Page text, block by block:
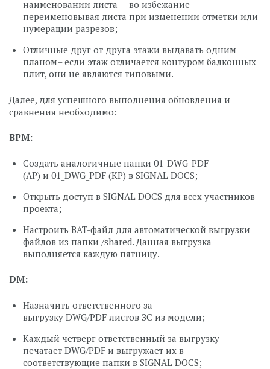
наименовании листа — во избежание
переименовывая листа при изменении отметки или
нумерации разрезов;
Отличные друг от друга этажи выдавать одним
планом– если этаж отличается контуром балконных
плит, они не являются типовыми.
Далее, для успешного выполнения обновления и
сравнения необходимо:
BPM:
Создать аналогичные папки 01_DWG_PDF
(АР) и 01_DWG_PDF (КР) в SIGNAL DOCS;
Открыть доступ в SIGNAL DOCS для всех участников
проекта;
Настроить BAT-файл для автоматической выгрузки
файлов из папки /shared. Данная выгрузка
выполняется каждую пятницу.
DM:
Назначить ответственного за
выгрузку DWG/PDF листов ЗС из модели;
Каждый четверг ответственный за выгрузку
печатает DWG/PDF и выгружает их в
соответствующие папки в SIGNAL DOCS;